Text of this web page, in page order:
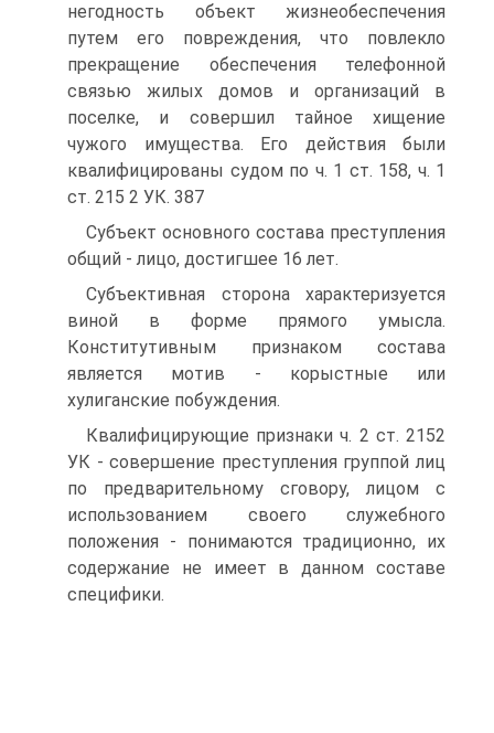
негодность объект жизнеобеспечения
путем его повреждения, что повлекло
прекращение обеспечения телефонной
связью жилых домов и организаций в
поселке, и совершил тайное хищение
чужого имущества. Его действия были
квалифицированы судом по ч. 1 ст. 158, ч. 1
ст. 215 2 УК. 387
Субъект основного состава преступления
общий - лицо, достигшее 16 лет.
Субъективная сторона характеризуется
виной в форме прямого умысла.
Конститутивным признаком состава
является мотив - корыстные или
хулиганские побуждения.
Квалифицирующие признаки ч. 2 ст. 2152
УК - совершение преступления группой лиц
по предварительному сговору, лицом с
использованием своего служебного
положения - понимаются традиционно, их
содержание не имеет в данном составе
специфики.